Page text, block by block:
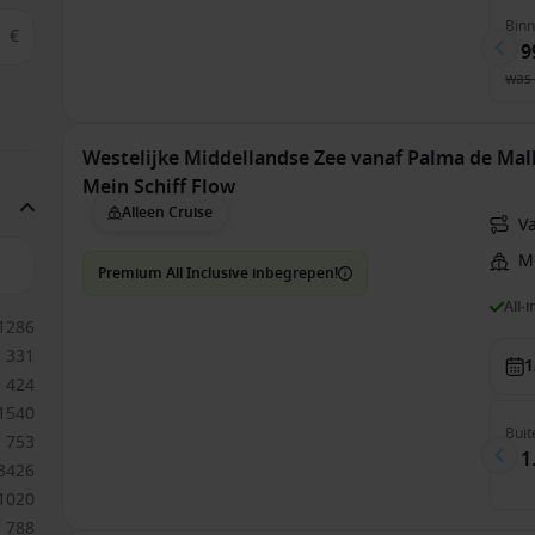
€
331
424
753
788
€
was
Westelijke Middellandse Zee vanaf Palma de
Mein Schiff Flow
Alleen Cruise
Premium All Inclusive inbegrepen!
All-
€